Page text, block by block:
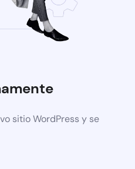
sitio WordPress y se